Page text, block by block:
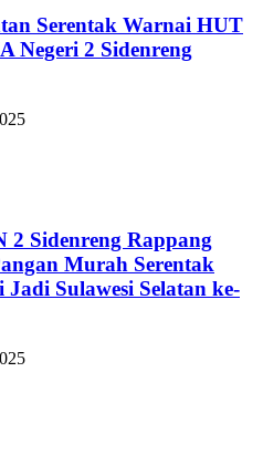
Serentak Warnai HUT
Negeri 2 Sidenreng
2 Sidenreng Rappang
Murah Serentak
Sulawesi Selatan ke-